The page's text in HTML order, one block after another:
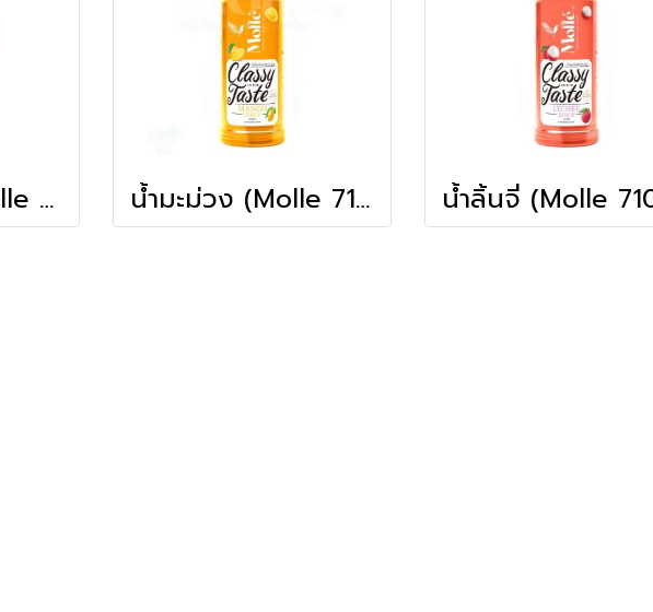
น้ำคาราเมล (Molle 710ml) น้ำมะม่วง (Molle 710ml)